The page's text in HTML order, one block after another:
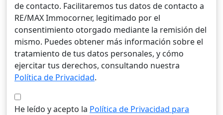
de contacto. Facilitaremos tus datos de contacto a
RE/MAX Immocorner, legitimado por el
consentimiento otorgado mediante la remisión del
mismo. Puedes obtener más información sobre el
tratamiento de tus datos personales, y cómo
ejercitar tus derechos, consultando nuestra
Política de Privacidad.
He leído y acepto la Política de Privacidad para